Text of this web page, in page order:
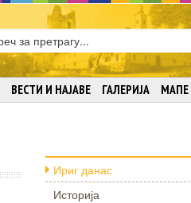
ВЕСТИ И НАЈАВЕ ГАЛЕРИЈА МАПЕ
Ириг данас
Историја